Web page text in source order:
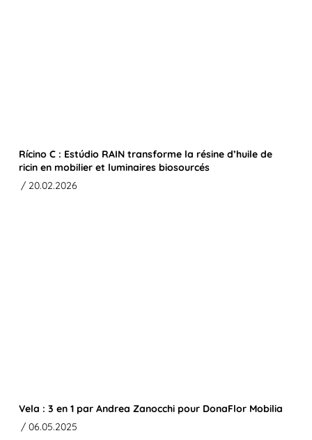
Rícino C : Estúdio RAIN transforme la résine d’huile de
ricin en mobilier et luminaires biosourcés
/ 20.02.2026
Vela : 3 en 1 par Andrea Zanocchi pour DonaFlor Mobilia
/ 06.05.2025